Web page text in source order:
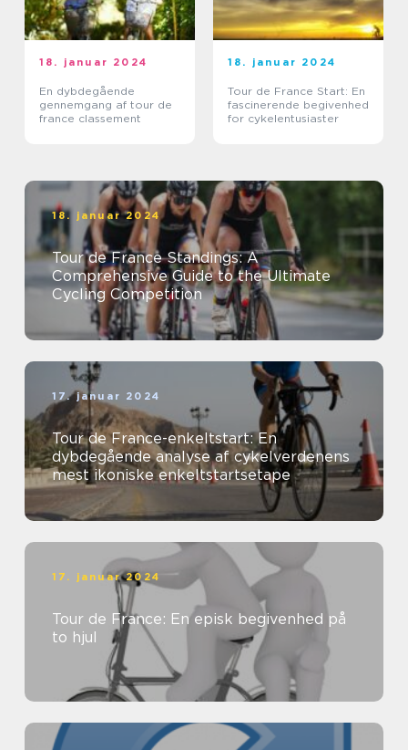
18. januar 2024
En dybdegående
gennemgang af tour de
france classement
18. januar 2024
Tour de France Start: En
fascinerende begivenhed
for cykelentusiaster
18. januar 2024
Tour de France Standings: A
Comprehensive Guide to the Ultimate
Cycling Competition
17. januar 2024
Tour de France-enkeltstart: En
dybdegående analyse af cykelverdenens
mest ikoniske enkeltstartsetape
17. januar 2024
Tour de France: En episk begivenhed på
to hjul